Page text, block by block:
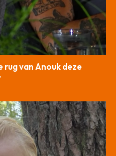
rug van Anouk deze